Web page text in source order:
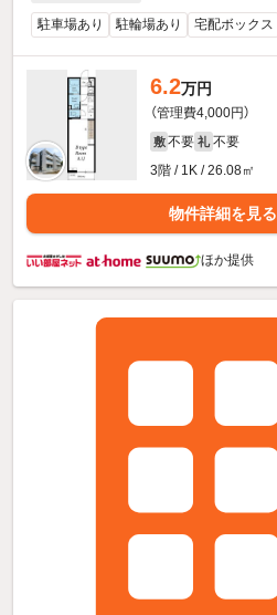
駐車場あり 駐輪場あり 宅配ボックス
6.2万円
（管理費4,000円）
敷 不要 礼 不要
3階 / 1K / 26.08㎡
物件詳細を見る
ほか提供